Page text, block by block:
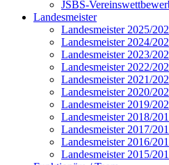
JSBS-
Landesmeister
Landesmeister 2025/
Landesmeister 2024/
Landesmeister 2023/
Landesmeister 2022/
Landesmeister 2021/
Landesmeister 2020/
Landesmeister 2019/
Landesmeister 2018/
Landesmeister 2017/
Landesmeister 2016/
Landesmeister 2015/